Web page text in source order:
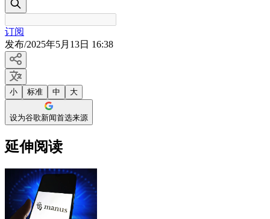
订阅
发布/2025年5月13日 16:38
小 标准 中 大
设为谷歌新闻首选来源
延伸阅读